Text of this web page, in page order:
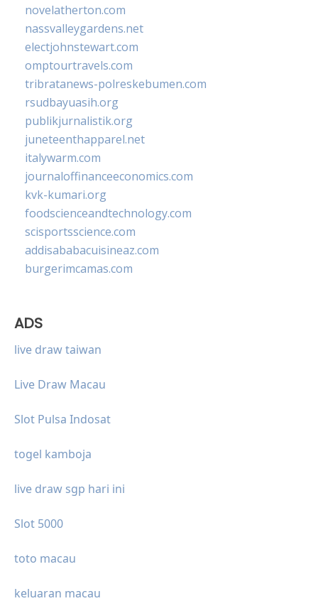
novelatherton.com
nassvalleygardens.net
electjohnstewart.com
omptourtravels.com
tribratanews-polreskebumen.com
rsudbayuasih.org
publikjurnalistik.org
juneteenthapparel.net
italywarm.com
journaloffinanceeconomics.com
kvk-kumari.org
foodscienceandtechnology.com
scisportsscience.com
addisababacuisineaz.com
burgerimcamas.com
ADS
live draw taiwan
Live Draw Macau
Slot Pulsa Indosat
togel kamboja
live draw sgp hari ini
Slot 5000
toto macau
keluaran macau